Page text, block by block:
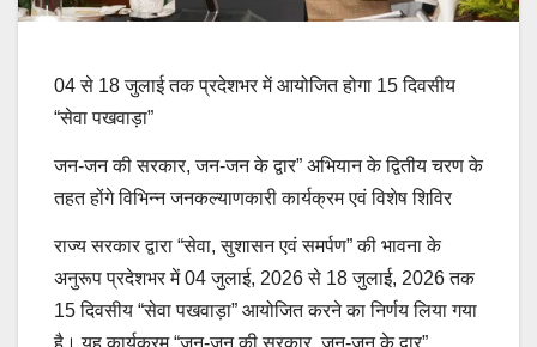
04 से 18 जुलाई तक प्रदेशभर में आयोजित होगा 15 दिवसीय
“सेवा पखवाड़ा”
जन-जन की सरकार, जन-जन के द्वार” अभियान के द्वितीय चरण के
तहत होंगे विभिन्न जनकल्याणकारी कार्यक्रम एवं विशेष शिविर
राज्य सरकार द्वारा “सेवा, सुशासन एवं समर्पण” की भावना के
अनुरूप प्रदेशभर में 04 जुलाई, 2026 से 18 जुलाई, 2026 तक
15 दिवसीय “सेवा पखवाड़ा” आयोजित करने का निर्णय लिया गया
है। यह कार्यक्रम “जन-जन की सरकार, जन-जन के द्वार”